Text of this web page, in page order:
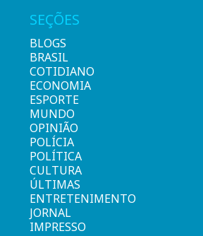
SEÇÕES
BLOGS
BRASIL
COTIDIANO
ECONOMIA
ESPORTE
MUNDO
OPINIÃO
POLÍCIA
POLÍTICA
CULTURA
ÚLTIMAS
ENTRETENIMENTO
JORNAL
IMPRESSO